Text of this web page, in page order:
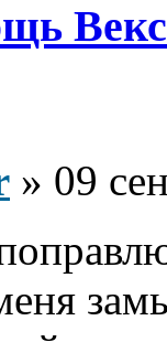
» 09